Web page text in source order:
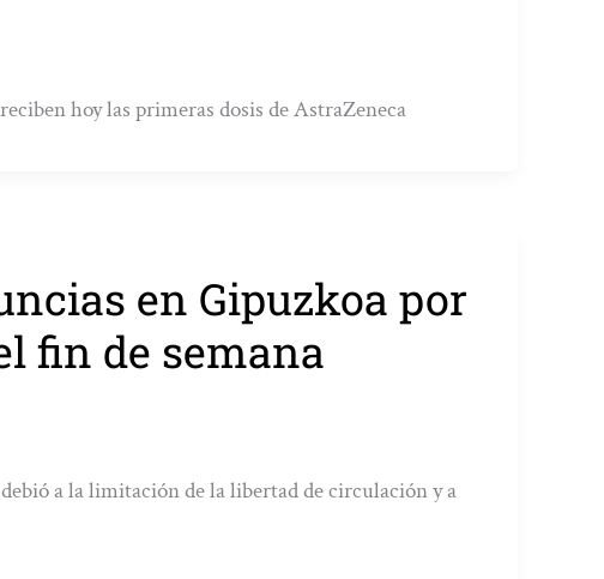
hoy las primeras dosis de AstraZeneca
en Gipuzkoa por
fin de semana
a la limitación de la libertad de circulación y a